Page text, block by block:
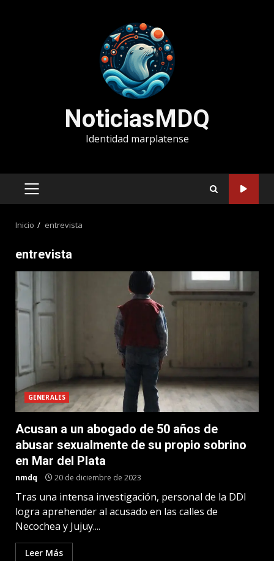
NoticiasMDQ
Identidad marplatense
MENÚ
Inicio entrevista
entrevista
GENERALES
Acusan a un abogado de 50 años de
abusar sexualmente de su propio sobrino
en Mar del Plata
nmdq 20 de diciembre de 2023
Tras una intensa investigación, personal de la DDI
logra aprehender al acusado en las calles de
Necochea y Jujuy....
Leer Más